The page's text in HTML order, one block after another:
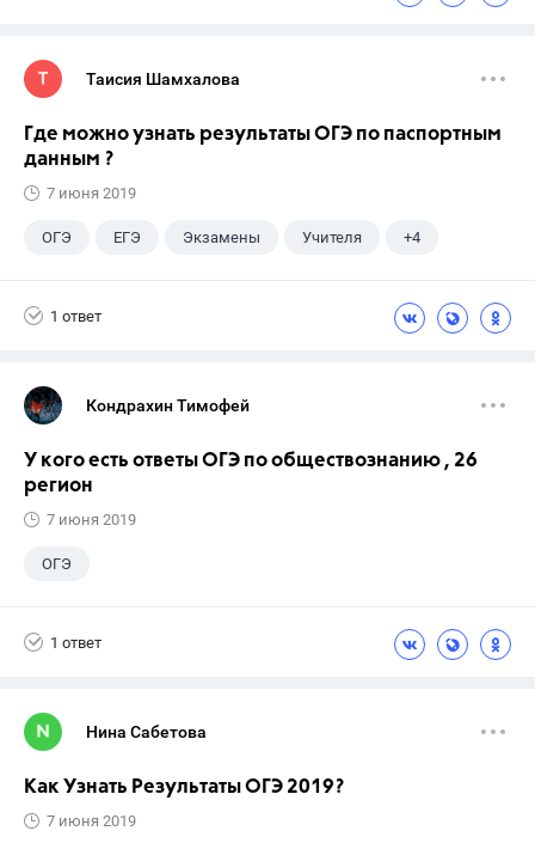
Таисия Шамхалова
Где можно узнать результаты ОГЭ по паспортным
данным ?
7 июня 2019
ОГЭ ЕГЭ Экзамены Учителя +4
1 ответ
Кондрахин Тимофей
У кого есть ответы ОГЭ по обществознанию , 26
регион
7 июня 2019
ОГЭ
1 ответ
Нина Сабетова
Как Узнать Результаты ОГЭ 2019?
7 июня 2019